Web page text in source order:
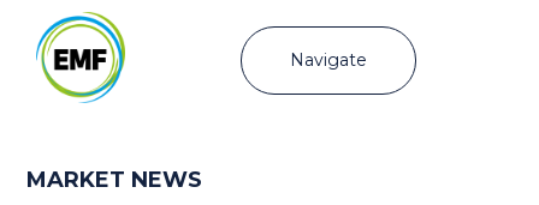
Navigate
MARKET NEWS